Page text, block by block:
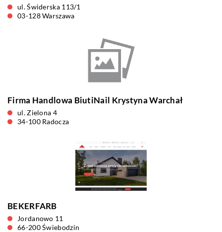
ul. Świderska 113/1
03-128 Warszawa
Firma Handlowa BiutiNail Krystyna Warchał
ul. Zielona 4
34-100 Radocza
BEKERFARB
Jordanowo 11
66-200 Świebodzin